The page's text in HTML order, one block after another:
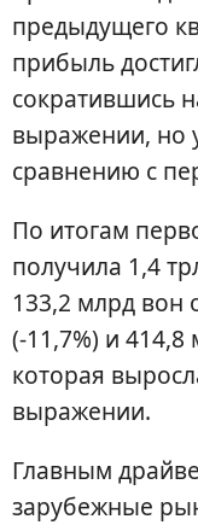
предыдущего
прибыль
сократившись
выражении, но
сравнению с
По итогам
получила 1,4
133,2 млрд
(-11,7%) и
которая
выражении.
Главным
зарубежные